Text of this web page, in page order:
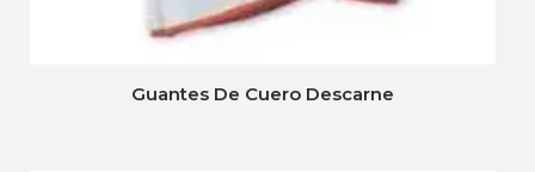
Guantes De Cuero Descarne